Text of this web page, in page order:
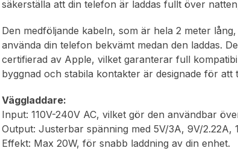
säkerställa att din telefon är laddas fullt över
Den medföljande kabeln, som är hela 2 meter
använda din telefon bekvämt medan den laddas.
certifierad av Apple, vilket garanterar full
byggnad och stabila kontakter är designade för
Väggladdare:
Input: 110V-240V AC, vilket gör den användbar
Output: Justerbar spänning med 5V/3A, 9V/2.22A,
Effekt: Max 20W, för snabb laddning av din enhet.